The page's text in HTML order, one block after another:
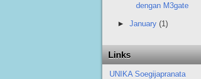
dengan M3gate
► January (1)
Links
UNIKA Soegijapranata